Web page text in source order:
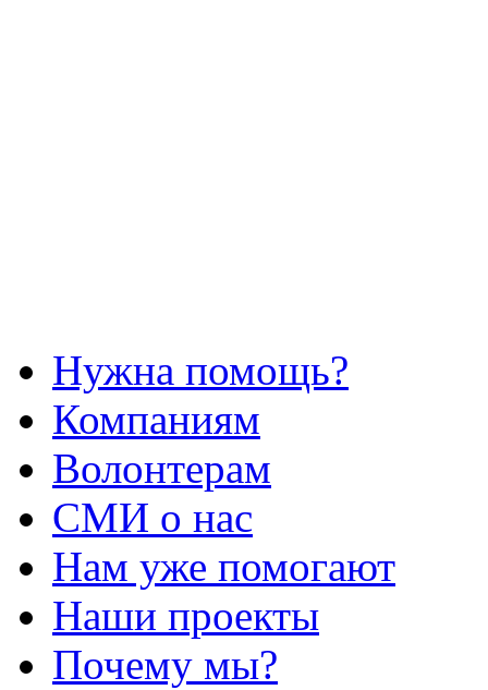
Нужна помощь?
Компаниям
Волонтерам
СМИ о нас
Нам уже помогают
Наши проекты
Почему мы?